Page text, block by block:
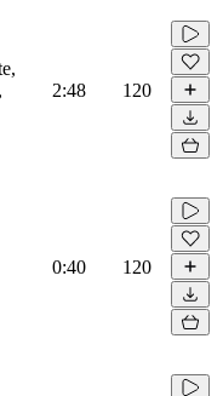
2:48 120
0:40 120